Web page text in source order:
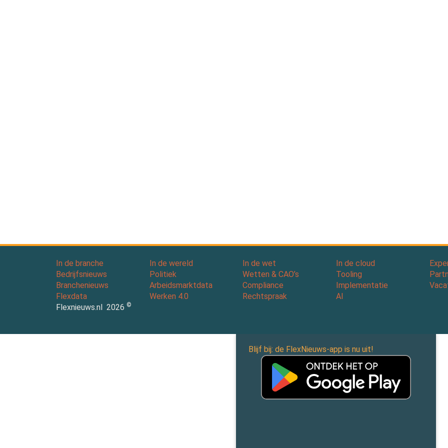
In de branche
Bedrijfsnieuws
Branchenieuws
Flexdata
In de wereld
Politiek
Arbeidsmarktdata
Werken 4.0
In de wet
Wetten & CAO’s
Compliance
Rechtspraak
In de cloud
Tooling
Implementatie
AI
Flexnieuws.nl 2026 ©
Blijf bij: de FlexNieuws-app is nu uit!